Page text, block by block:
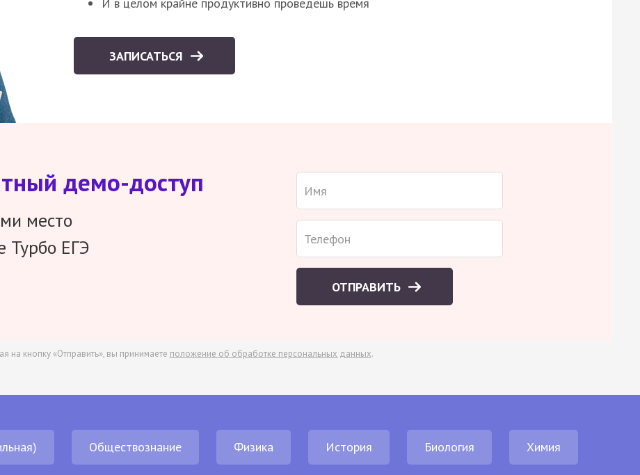
И в целом крайне продуктивно проведешь время
ЗАПИСАТЬСЯ
демо-доступ
место
Турбо ЕГЭ
ОТПРАВИТЬ
на кнопку «Отправить», вы принимаете положение об обработке персональных данных.
Обществознание Физика История Биология Химия